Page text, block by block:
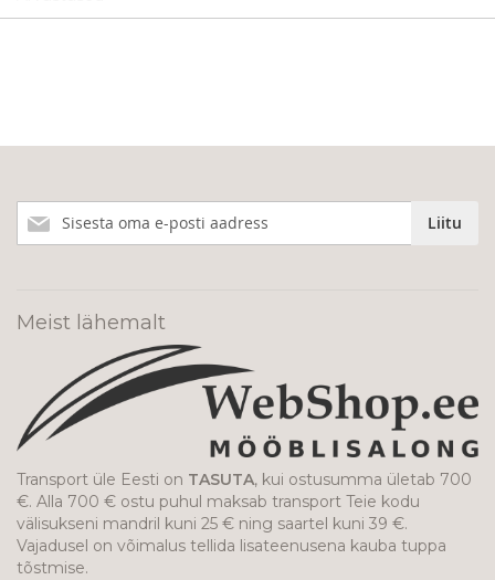
meie
Liitu
Meist lähemalt
Transport üle Eesti on TASUTA, kui ostusumma ületab 700
€. Alla 700 € ostu puhul maksab transport Teie kodu
välisukseni mandril kuni 25 € ning saartel kuni 39 €.
Vajadusel on võimalus tellida lisateenusena kauba tuppa
tõstmise.